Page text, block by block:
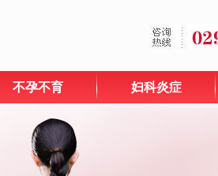
不孕不育 妇科炎症